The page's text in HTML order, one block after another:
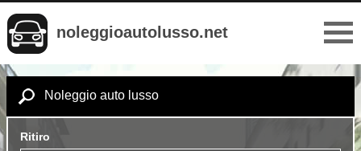
noleggioautolusso.net
Noleggio auto lusso
Ritiro